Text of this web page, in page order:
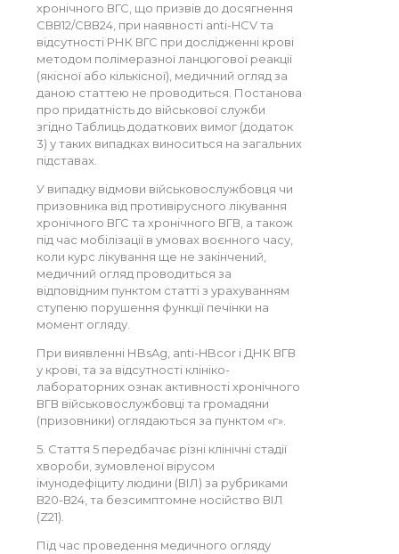
хронічного ВГС, що призвів до досягнення
СВВ12/СВВ24, при наявності anti-HCV та
відсутності РНК ВГС при дослідженні крові
методом полімеразної ланцюгової реакції
(якісної або кількісної), медичний огляд за
даною статтею не проводиться. Постанова
про придатність до військової служби
згідно Таблиць додаткових вимог (додаток
3) у таких випадках виноситься на загальних
підставах.
У випадку відмови військовослужбовця чи
призовника від противірусного лікування
хронічного ВГС та хронічного ВГВ, а також
під час мобілізації в умовах воєнного часу,
коли курс лікування ще не закінчений,
медичний огляд проводиться за
відповідним пунктом статті з урахуванням
ступеню порушення функції печінки на
момент огляду.
При виявленні НBsAg, anti-HBcor і ДНК ВГВ
у крові, та за відсутності клініко-
лабораторних ознак активності хронічного
ВГВ військовослужбовці та громадяни
(призовники) оглядаються за пунктом «г».
5. Стаття 5 передбачає різні клінічні стадії
хвороби, зумовленої вірусом
імунодефіциту людини (ВІЛ) за рубриками
В20-В24, та безсимптомне носійство ВІЛ
(Z21).
Під час проведення медичного огляду